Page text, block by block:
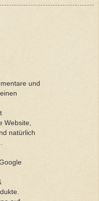
und
Website,
natürlich